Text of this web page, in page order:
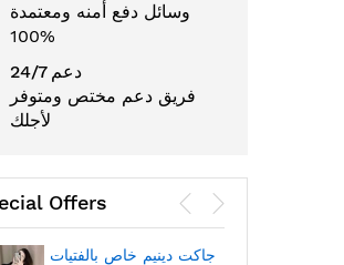
وسائل دفع أمنه ومعتمدة
100%
24/7 دعم
فريق دعم مختص ومتوفر
لأجلك
Offers
جاكت دينيم خاص بالفتيات